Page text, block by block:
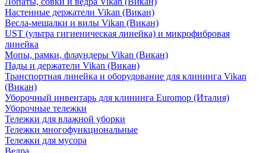
Настенные держатели Vikan (Викан)
Весла-мешалки и вилы Vikan (Викан)
UST (ультра гигиеническая линейка) и микрофибровая
линейка
Мопы, рамки, флаундеры Vikan (Викан)
Пады и держатели Vikan (Викан)
Транспортная линейка и оборудование для клининга Vikan
(Викан)
Уборочный инвентарь для клининга Euromop (Италия)
Уборочные тележки
Тележки для влажной уборки
Тележки многофункциональные
Тележки для мусора